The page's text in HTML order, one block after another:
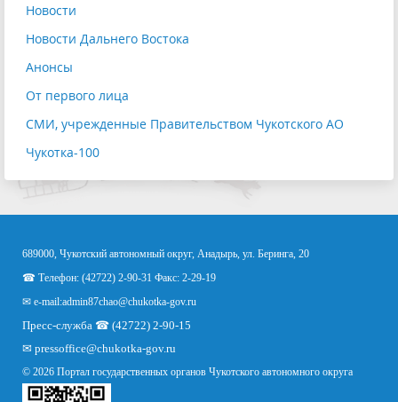
Новости
Новости Дальнего Востока
Анонсы
От первого лица
СМИ, учрежденные Правительством Чукотского АО
Чукотка-100
689000, Чукотский автономный округ, Анадырь, ул. Беринга, 20
☎ Телефон: (42722) 2-90-31 Факс: 2-29-19
✉ e-mail:admin87chao@chukotka-gov.ru
Пресс-служба ☎ (42722) 2-90-15
✉ pressoffice@chukotka-gov.ru
© 2026 Портал государственных органов Чукотского автономного округа